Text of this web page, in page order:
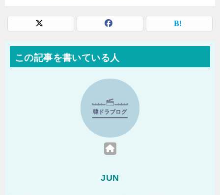
この記事を書いている人
JUN